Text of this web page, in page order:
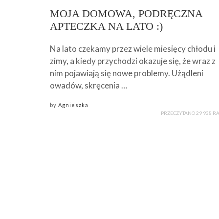
MOJA DOMOWA, PODRĘCZNA
APTECZKA NA LATO :)
Na lato czekamy przez wiele miesięcy chłodu i
zimy, a kiedy przychodzi okazuje się, że wraz z
nim pojawiają się nowe problemy. Użądleni
owadów, skręcenia …
by Agnieszka
PRZECZYTANO 29 938